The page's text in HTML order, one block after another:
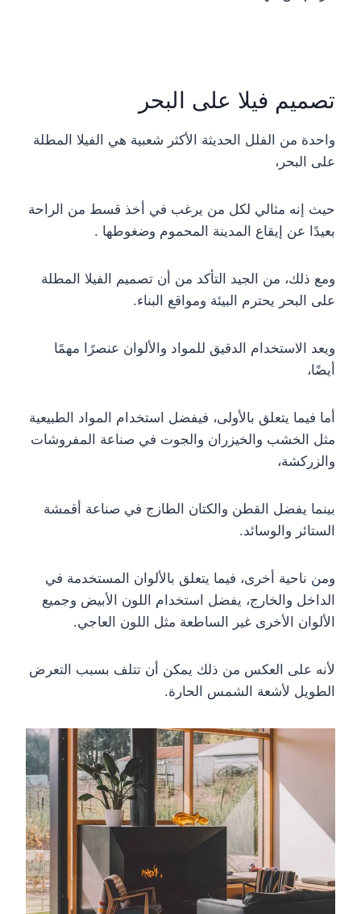
تصميم فيلا على البحر
واحدة من الفلل الحديثة الأكثر شعبية هي الفيلا المطلة
على البحر،
حيث إنه مثالي لكل من يرغب في أخذ قسط من الراحة
بعيدًا عن إيقاع المدينة المحموم وضغوطها .
ومع ذلك، من الجيد التأكد من أن تصميم الفيلا المطلة
على البحر يحترم البيئة ومواقع البناء.
ويعد الاستخدام الدقيق للمواد والألوان عنصرًا مهمًا
أيضًا،
أما فيما يتعلق بالأولى، فيفضل استخدام المواد الطبيعية
مثل الخشب والخيزران والجوت في صناعة المفروشات
والزركشة،
بينما يفضل القطن والكتان الطازج في صناعة أقمشة
الستائر والوسائد.
ومن ناحية أخرى، فيما يتعلق بالألوان المستخدمة في
الداخل والخارج، يفضل استخدام اللون الأبيض وجميع
الألوان الأخرى غير الساطعة مثل اللون العاجي.
لأنه على العكس من ذلك يمكن أن تتلف بسبب التعرض
الطويل لأشعة الشمس الحارة.